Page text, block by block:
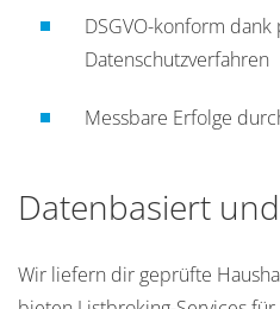
DSGVO-konform
Datenschutzverfahren
Messbare Erfolge
Datenbasiert
Wir liefern dir geprüfte